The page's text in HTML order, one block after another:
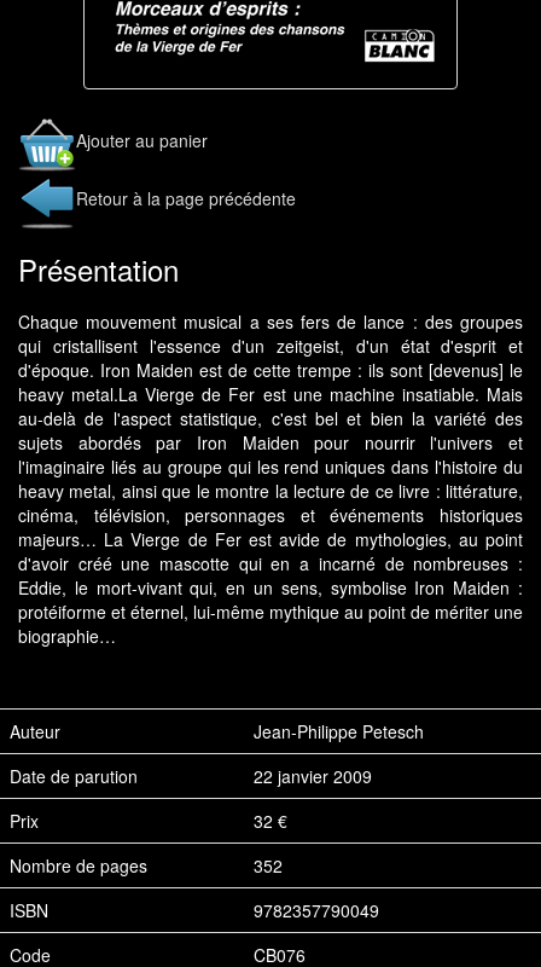
Ajouter au panier
Retour à la page précédente
Présentation
Chaque mouvement musical a ses fers de lance : des groupes
qui cristallisent l'essence d'un zeitgeist, d'un état d'esprit et
d'époque. Iron Maiden est de cette trempe : ils sont [devenus] le
heavy metal.La Vierge de Fer est une machine insatiable. Mais
au-delà de l'aspect statistique, c'est bel et bien la variété des
sujets abordés par Iron Maiden pour nourrir l'univers et
l'imaginaire liés au groupe qui les rend uniques dans l'histoire du
heavy metal, ainsi que le montre la lecture de ce livre : littérature,
cinéma, télévision, personnages et événements historiques
majeurs… La Vierge de Fer est avide de mythologies, au point
d'avoir créé une mascotte qui en a incarné de nombreuses :
Eddie, le mort-vivant qui, en un sens, symbolise Iron Maiden :
protéiforme et éternel, lui-même mythique au point de mériter une
biographie…
Auteur
Jean-Philippe Petesch
Date de parution
22 janvier 2009
Prix
32 €
Nombre de pages
352
ISBN
9782357790049
Code
CB076